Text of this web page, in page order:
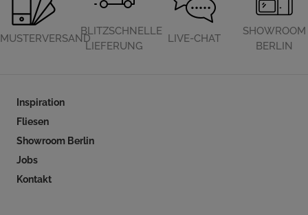
MUSTERVERSAND
BLITZSCHNELLE
LIEFERUNG
LIVE-CHAT
SHOWROOM
BERLIN
Inspiration
Fliesen
Showroom Berlin
Jobs
Kontakt